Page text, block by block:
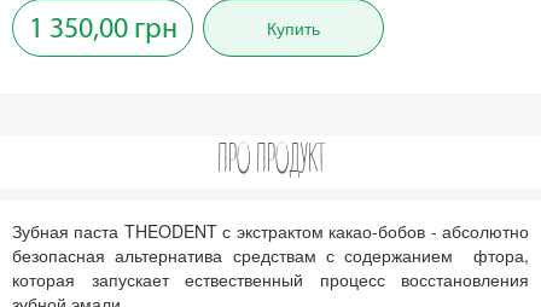
1 350,00 грн Купить
ПРО ПРОДУКТ
Зубная паста THEODENT с экстрактом какао-бобов - абсолютно
безопасная альтернатива средствам с содержанием фтора,
которая запускает ествественный процесс восстановления